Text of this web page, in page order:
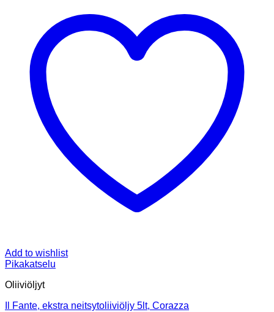
Add to wishlist
Pikakatselu
Oliiviöljyt
Il Fante, ekstra neitsytoliiviöljy 5lt, Corazza